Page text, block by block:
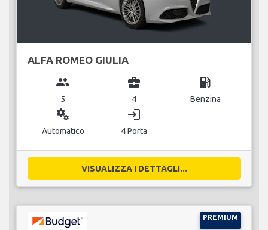
ALFA ROMEO GIULIA
group
5
business_center
4
local_gas_station
Benzina
miscellaneous_services
Automatico
login
4 Porta
VISUALIZZA I DETTAGLI...
PREMIUM